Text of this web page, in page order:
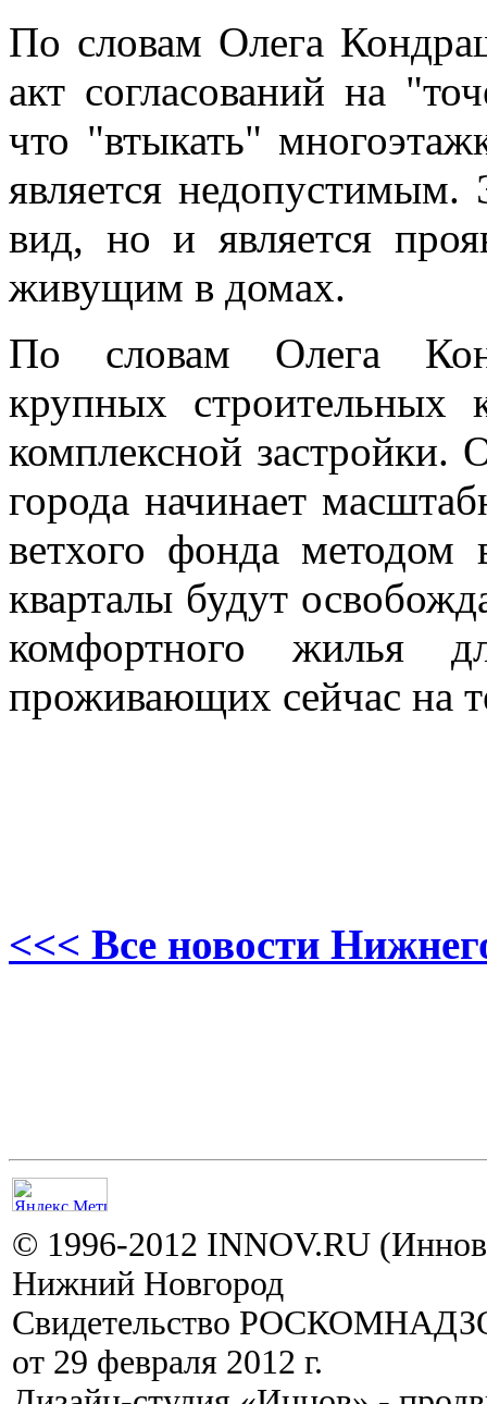
По словам Олега
акт согласований на
что "втыкать"
является
вид, но и является
живущим в домах.
По словам Олега
крупных строительных
комплексной застройки.
города начинает
ветхого фонда методом
кварталы будут
комфортного жилья
проживающих сейчас на
<<< Все новости
© 1996-2012 INNOV.RU
Нижний Новгород
Свидетельство
от 29 февраля 2012 г.